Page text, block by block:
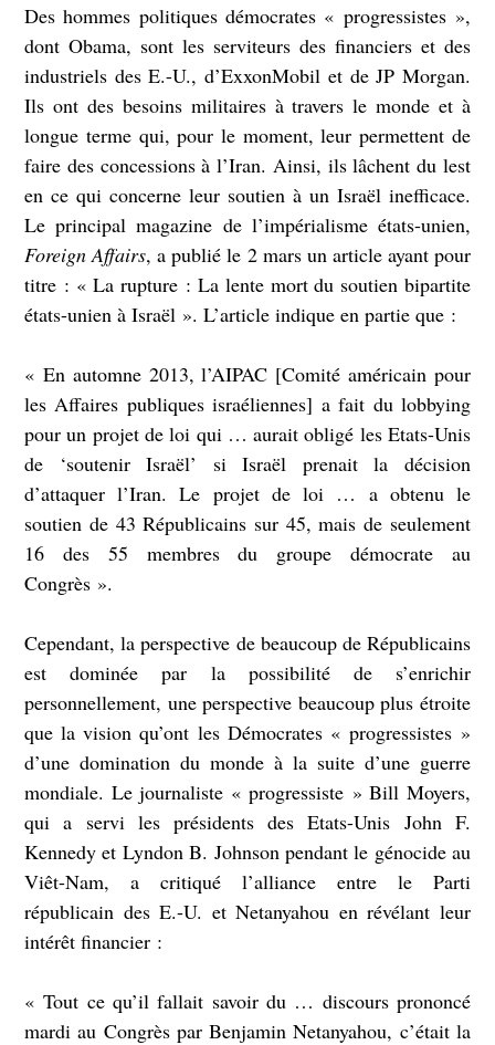
Des hommes politiques démocrates « progressistes »,
dont Obama, sont les serviteurs des financiers et des
industriels des E.-U., d’ExxonMobil et de JP Morgan.
Ils ont des besoins militaires à travers le monde et à
longue terme qui, pour le moment, leur permettent de
faire des concessions à l’Iran. Ainsi, ils lâchent du lest
en ce qui concerne leur soutien à un Israël inefficace.
Le principal magazine de l’impérialisme états-unien,
Foreign Affairs, a publié le 2 mars un article ayant pour
titre : « La rupture : La lente mort du soutien bipartite
états-unien à Israël ». L’article indique en partie que :
« En automne 2013, l’AIPAC [Comité américain pour
les Affaires publiques israéliennes] a fait du lobbying
pour un projet de loi qui … aurait obligé les Etats-Unis
de ‘soutenir Israël’ si Israël prenait la décision
d’attaquer l’Iran. Le projet de loi … a obtenu le
soutien de 43 Républicains sur 45, mais de seulement
16 des 55 membres du groupe démocrate au
Congrès ».
Cependant, la perspective de beaucoup de Républicains
est dominée par la possibilité de s’enrichir
personnellement, une perspective beaucoup plus étroite
que la vision qu’ont les Démocrates « progressistes »
d’une domination du monde à la suite d’une guerre
mondiale. Le journaliste « progressiste » Bill Moyers,
qui a servi les présidents des Etats-Unis John F.
Kennedy et Lyndon B. Johnson pendant le génocide au
Viêt-Nam, a critiqué l’alliance entre le Parti
républicain des E.-U. et Netanyahou en révélant leur
intérêt financier :
« Tout ce qu’il fallait savoir du … discours prononcé
mardi au Congrès par Benjamin Netanyahou, c’était la